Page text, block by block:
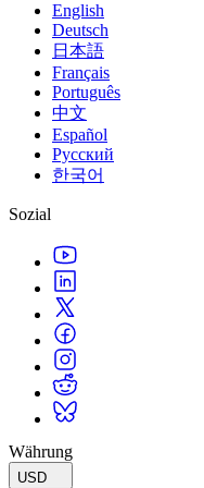
English
Deutsch
日本語
Français
Português
中文
Español
Русский
한국어
Sozial
Währung
USD